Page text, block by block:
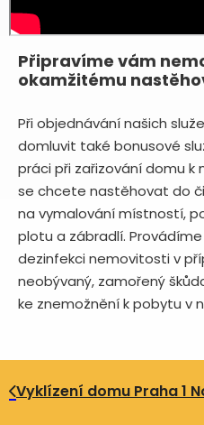
Připravíme vám
okamžitému
Při objednávání našich
domluvit také bonusové
práci při zařizování domu k
se chcete nastěhovat do
na vymalování místností,
plotu a zábradlí.
dezinfekci nemovitosti v
neobývaný, zamořený
ke znemožnění k pobytu v
Vyklízení domu Praha 1